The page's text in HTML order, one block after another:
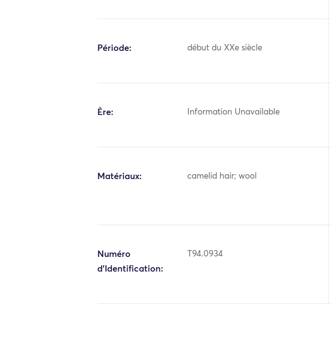
Période: début du XXe siècle
Ère: Information Unavailable
Matériaux: camelid hair; wool
Numéro
d'Identification:
T94.0934